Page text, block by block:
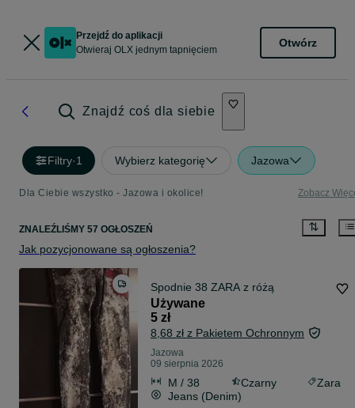
Przejdź do aplikacji
Otwieraj OLX jednym tapnięciem
Otwórz
Znajdź coś dla siebie
Filtry·1 Wybierz kategorię Jazowa
Dla Ciebie wszystko - Jazowa i okolice! Zobacz
ZNALEŹLIŚMY 57 OGŁOSZEŃ
Jak pozycjonowane są ogłoszenia?
Spodnie 38 ZARA z różą
Używane
5 zł
8,68 zł z Pakietem Ochronnym
Jazowa
09 sierpnia 2026
M / 38 Czarny
Zara
Jeans (Denim)